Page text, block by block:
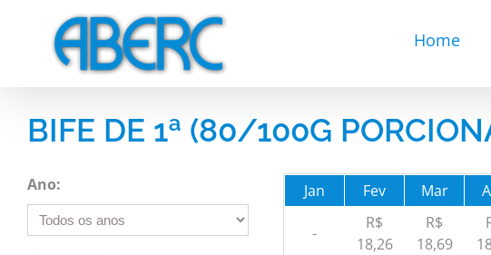
Home
BIFE DE 1ª (80/100G
Ano: Jan Fev Mar
-
R$
18,26
R$
18,69